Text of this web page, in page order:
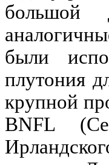
большой
были
плутония
крупной
BNFL (